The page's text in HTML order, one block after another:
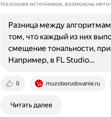
На основе источников, возможны
0 muzoborudovanie.ru
Разница между
том, что каждый из них
смещение тональности,
Например, в FL Studio…
Читать далее